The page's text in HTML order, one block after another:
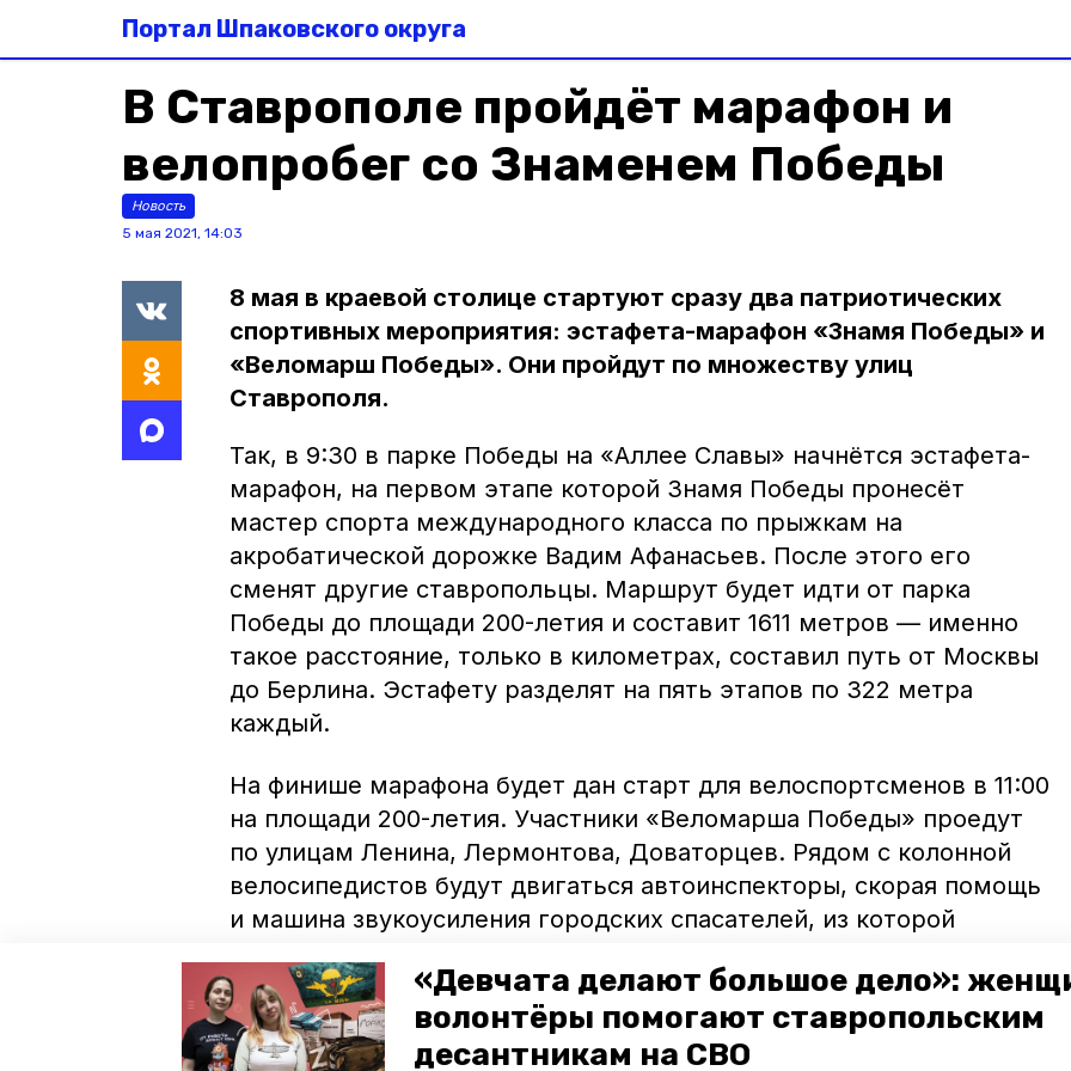
«Девчата делают большое дело»:
волонтёры помогают ставропольским
десантникам на СВО
Портал Шпаковского округа
В Ставрополе пройдёт марафон и
велопробег со Знаменем Победы
Новость
5 мая 2021, 14:03
8 мая в краевой столице стартуют сразу два патриотических
спортивных мероприятия: эстафета-марафон «Знамя Победы» и
«Веломарш Победы». Они пройдут по множеству улиц
Ставрополя.
Так, в 9:30 в парке Победы на «Аллее Славы» начнётся эстафета-
марафон, на первом этапе которой Знамя Победы пронесёт
мастер спорта международного класса по прыжкам на
акробатической дорожке Вадим Афанасьев. После этого его
сменят другие ставропольцы. Маршрут будет идти от парка
Победы до площади 200-летия и составит 1611 метров — именно
такое расстояние, только в километрах, составил путь от Москвы
до Берлина. Эстафету разделят на пять этапов по 322 метра
каждый.
На финише марафона будет дан старт для велоспортсменов в 11:00
на площади 200-летия. Участники «Веломарша Победы» проедут
по улицам Ленина, Лермонтова, Доваторцев. Рядом с колонной
велосипедистов будут двигаться автоинспекторы, скорая помощь
и машина звукоусиления городских спасателей, из которой
Велопробег закончится на конкурных полях парка Победы. Там же
состоится концерт,сообщаетИА «Победа26».